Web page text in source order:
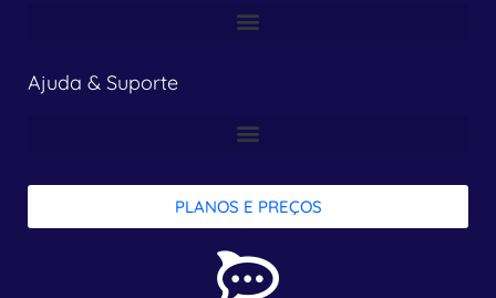
Ajuda & Suporte
PLANOS E PREÇOS